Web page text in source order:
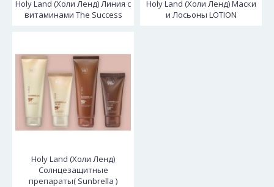
Holy Land (Холи Ленд) Линия с
витаминами The Success
Holy Land (Холи Ленд) Маски
и Лосьоны LOTION
Holy Land (Холи Ленд)
Солнцезащитные
препараты( Sunbrella )